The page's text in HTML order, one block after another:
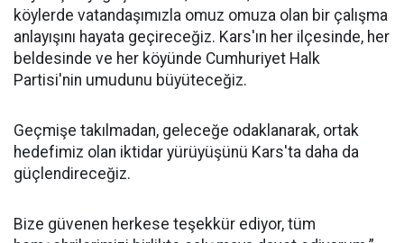
köylerde vatandaşımızla omuz omuza olan bir çalışma
anlayışını hayata geçireceğiz. Kars'ın her ilçesinde, her
beldesinde ve her köyünde Cumhuriyet Halk
Partisi'nin umudunu büyüteceğiz.
Geçmişe takılmadan, geleceğe odaklanarak, ortak
hedefimiz olan iktidar yürüyüşünü Kars'ta daha da
güçlendireceğiz.
Bize güvenen herkese teşekkür ediyor, tüm